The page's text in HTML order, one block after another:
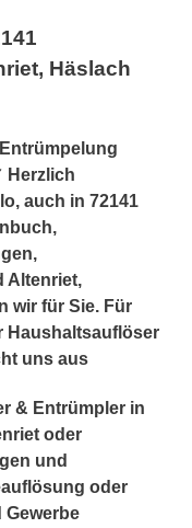
Häslach
Herzlich
auch in 72141
Altenriet,
wir für Sie. Für
Haushaltsauflöser
uns aus
& Entrümpler in
oder
und
oder
Gewerbe